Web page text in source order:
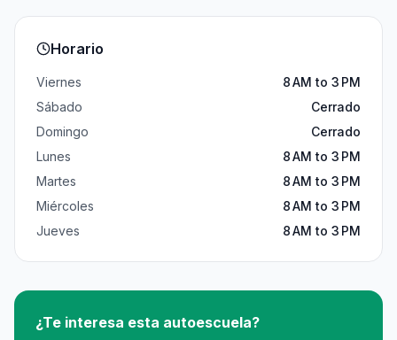
Horario
Viernes
8 AM to 3 PM
Sábado
Cerrado
Domingo
Cerrado
Lunes
8 AM to 3 PM
Martes
8 AM to 3 PM
Miércoles
8 AM to 3 PM
Jueves
8 AM to 3 PM
¿Te interesa esta autoescuela?